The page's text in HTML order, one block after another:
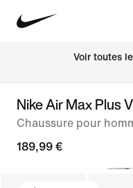
Voir toutes
Nike Air Max Plus
Chaussure pour
189,99 €